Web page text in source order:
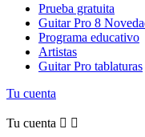
Prueba gratuita
Guitar Pro 8
Programa educativo
Artistas
Guitar Pro tablaturas
Tu cuenta
Tu cuenta  